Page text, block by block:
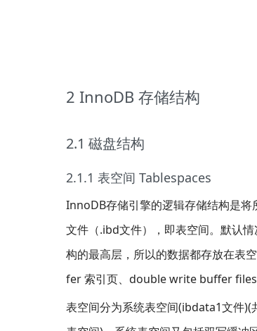
2 InnoDB 存储结构
2.1 磁盘结构
2.1.1 表空间 Tablespaces
InnoDB存储引擎的逻辑存储结构是
文件（.ibd文件），即表空间。默认
构的最高层，所以的数据都存放在
fer 索引页、double write buffer files
表空间分为系统表空间(ibdata1文件